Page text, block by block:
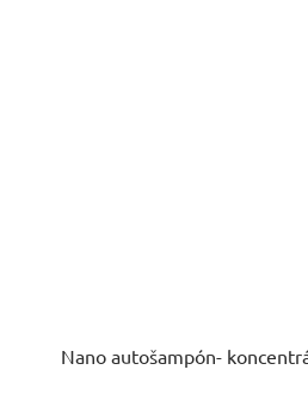
Nano autošampón-